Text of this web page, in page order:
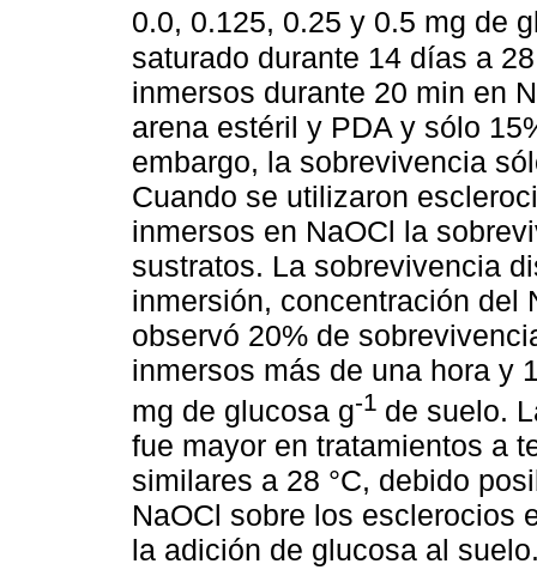
0.0, 0.125, 0.25 y 0.5 mg de
saturado durante 14 días a
inmersos durante 20 min en
arena estéril y PDA y sólo
embargo, la sobrevivencia
Cuando se utilizaron
inmersos en NaOCl la
sustratos. La sobrevivencia
inmersión, concentración del
observó 20% de
inmersos más de una hora y
mg de glucosa g-1 de suelo.
fue mayor en tratamientos a
similares a 28 °C, debido
NaOCl sobre los esclerocios
la adición de glucosa al